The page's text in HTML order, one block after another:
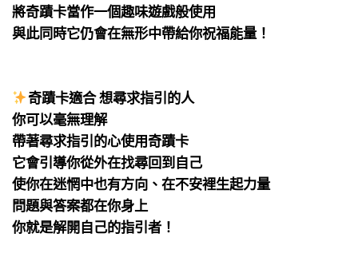
將奇蹟卡當作一個趣味遊戲般使用
與此同時它仍會在無形中帶給你祝福能量！
奇蹟卡適合 想尋求指引的人
你可以毫無理解
帶著尋求指引的心使用奇蹟卡
它會引導你從外在找尋回到自己
使你在迷惘中也有方向、在不安裡生起力量
問題與答案都在你身上
你就是解開自己的指引者！